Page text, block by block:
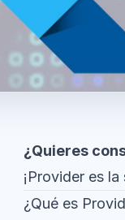
¿Quieres
¡Provider es
¿Qué es